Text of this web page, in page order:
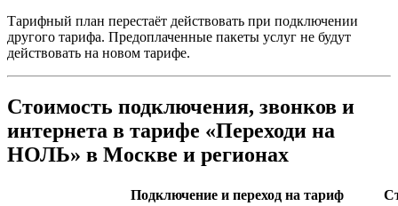
Тарифный план перестаёт действовать при подключении
другого тарифа. Предоплаченные пакеты услуг не будут
действовать на новом тарифе.
Стоимость подключения, звонков и
интернета в тарифе «Переходи на
НОЛЬ» в Москве и регионах
Подключение и переход на тариф